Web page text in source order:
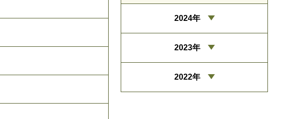
2024年
2023年
2022年